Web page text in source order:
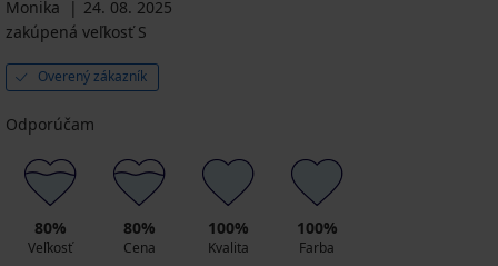
akcia
3+1
18,74
kód
ALL25
DEN
13,59
€
16,99
€
akcia
ZADARMO
21,74
€
ALL25
Monika
24. 08. 2025
zakúpená veľkosť S
Overený zákazník
Odporúčam
80%
Veľkosť
80%
Cena
100%
Kvalita
100%
Farba